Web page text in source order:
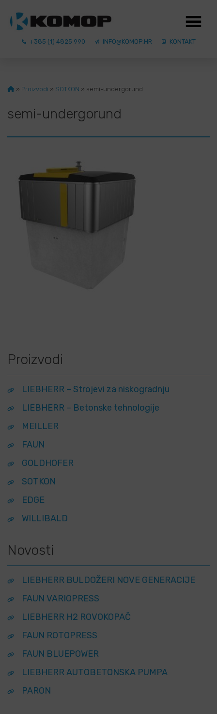
+385 (1) 4825 990 INFO@KOMOP.HR KONTAKT
» Proizvodi » SOTKON » semi-undergorund
semi-undergorund
Proizvodi
LIEBHERR – Strojevi za niskogradnju
LIEBHERR – Betonske tehnologije
MEILLER
FAUN
GOLDHOFER
SOTKON
EDGE
WILLIBALD
Novosti
LIEBHERR BULDOŽERI NOVE GENERACIJE
FAUN VARIOPRESS
LIEBHERR H2 ROVOKOPAČ
FAUN ROTOPRESS
FAUN BLUEPOWER
LIEBHERR AUTOBETONSKA PUMPA
PARON